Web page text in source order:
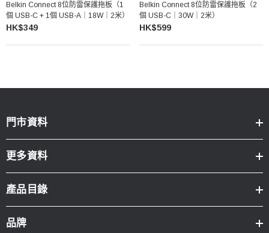
Belkin Connect 8位防雷保護拖板（1
個 USB-C + 1個 USB-A｜18W｜2米）
HK$349
Belkin Connect 8位防雷保護拖板（2
個 USB-C｜30W｜2米）
HK$599
門市資料
更多資料
產品目錄
品牌